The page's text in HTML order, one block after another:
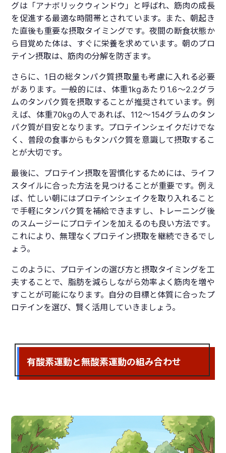
グは「アナボリックウィンドウ」と呼ばれ、筋肉の成長
を促進する最適な時間帯とされています。また、朝起き
た直後も重要な摂取タイミングです。夜間の断食状態か
ら目覚めた体は、すぐに栄養を求めています。朝のプロ
テイン摂取は、筋肉の分解を防ぎます。
さらに、1日の総タンパク質摂取量も考慮に入れる必要
があります。一般的には、体重1kgあたり1.6〜2.2グラ
ムのタンパク質を摂取することが推奨されています。例
えば、体重70kgの人であれば、112〜154グラムのタン
パク質が目安となります。プロテインシェイクだけでな
く、普段の食事からもタンパク質を意識して摂取するこ
とが大切です。
最後に、プロテイン摂取を習慣化するためには、ライフ
スタイルに合った方法を見つけることが重要です。例え
ば、忙しい朝にはプロテインシェイクを取り入れること
で手軽にタンパク質を補給できますし、トレーニング後
のスムージーにプロテインを加えるのも良い方法です。
これにより、無理なくプロテイン摂取を継続できるでし
ょう。
このように、プロテインの選び方と摂取タイミングを工
夫することで、脂肪を減らしながら効率よく筋肉を増や
すことが可能になります。自分の目標と体質に合ったプ
ロテインを選び、賢く活用していきましょう。
有酸素運動と無酸素運動の組み合わせ